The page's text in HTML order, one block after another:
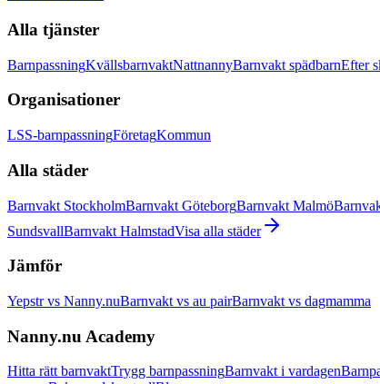
Alla tjänster
BarnpassningKvällsbarnvaktNattnannyBarnvakt spädbarnEfter
Organisationer
LSS-barnpassningFöretagKommun
Alla städer
Barnvakt StockholmBarnvakt GöteborgBarnvakt Malmö
SundsvallBarnvakt HalmstadVisa alla städer
Jämför
Yepstr vs Nanny.nuBarnvakt vs au pairBarnvakt vs dagmamma
Nanny.nu Academy
Hitta rätt barnvaktTrygg barnpassningBarnvakt i vardagen